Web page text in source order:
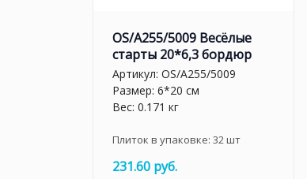
OS/A255/5009 Весёлые
старты 20*6,3 бордюр
Артикул: OS/A255/5009
Размер: 6*20 см
Вес: 0.171 кг
Плиток в упаковке: 32шт
231.60 руб.